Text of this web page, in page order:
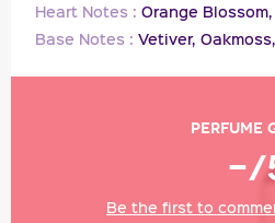
Heart Notes : Orange Blossom,
Base Notes : Vetiver, Oakmoss,
Perfume
-/
Be the first to